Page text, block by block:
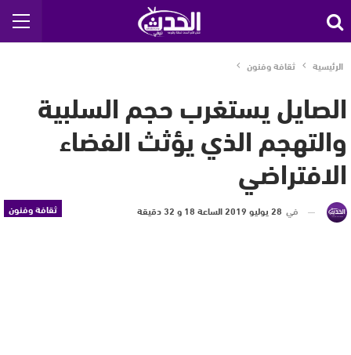
الرئيسية ثقافة وفنون
الصايل يستغرب حجم السلبية
والتهجم الذي يؤثث الفضاء
الافتراضي
ثقافة وفنون في 28 يوليو 2019 الساعة 18 و 32 دقيقة